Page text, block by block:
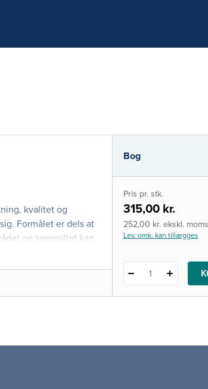
kvalitet og
Formålet er dels at
og samspillet kan
Bog
i-bog
Pris pr. stk.
315,00 kr.
252,00 kr. ekskl. moms
Lev. omk. kan tillægges
1